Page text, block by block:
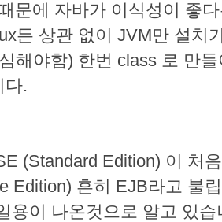
문에 자바가 이식성이 좋
든 상관 없이 JVM만 설치
해야함) 한번 class 로 만
다.
(Standard Edition) 이 처
Edition) 흔히 EJB라고 불
용이 나온것으로 알고 있